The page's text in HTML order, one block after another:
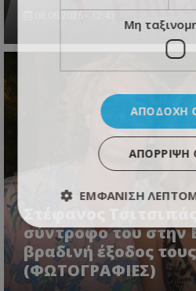
Στέφανος
σύντροφο του στην
βραδινή έξοδος
(ΦΩΤΟΓΡΑΦΙΕΣ)
Μη
ΑΠΟΔΟΧΉ
ΑΠΌΡΡΙΨΗ
ΕΜΦΆΝΙΣΗ